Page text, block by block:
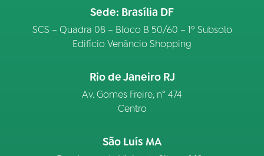
Sede: Brasília DF
SCS – Quadra 08 – Bloco B 50/60 – 1º Subsolo
Edifício Venâncio Shopping
Rio de Janeiro RJ
Av. Gomes Freire, n° 474
Centro
São Luís MA